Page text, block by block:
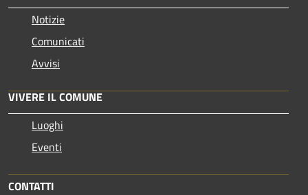
Notizie
Comunicati
Avvisi
VIVERE IL COMUNE
Luoghi
Eventi
CONTATTI